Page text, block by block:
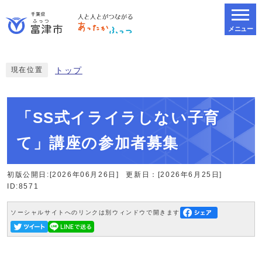
メニュー
現在位置 トップ
「SS式イライラしない子育
て」講座の参加者募集
初版公開日:[2026年06月26日]
更新日：[2026年6月25日]
ID:8571
ソーシャルサイトへのリンクは別ウィンドウで開きます